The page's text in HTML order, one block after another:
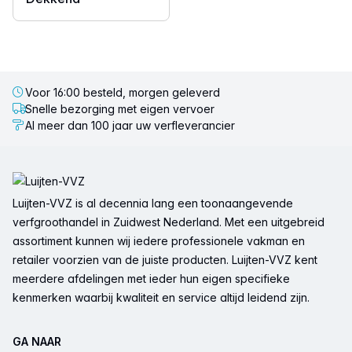
Voor 16:00 besteld, morgen geleverd
Snelle bezorging met eigen vervoer
Al meer dan 100 jaar uw verfleverancier
Luijten-VVZ is al decennia lang een toonaangevende
verfgroothandel in Zuidwest Nederland. Met een uitgebreid
assortiment kunnen wij iedere professionele vakman en
retailer voorzien van de juiste producten. Luijten-VVZ kent
meerdere afdelingen met ieder hun eigen specifieke
kenmerken waarbij kwaliteit en service altijd leidend zijn.
GA NAAR